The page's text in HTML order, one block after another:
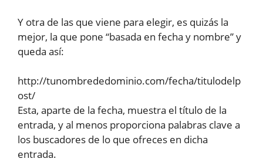
Y otra de las que viene para elegir, es quizás la
mejor, la que pone “basada en fecha y nombre” y
queda así:
http://tunombrededominio.com/fecha/titulodelp
ost/
Esta, aparte de la fecha, muestra el título de la
entrada, y al menos proporciona palabras clave a
los buscadores de lo que ofreces en dicha
entrada.